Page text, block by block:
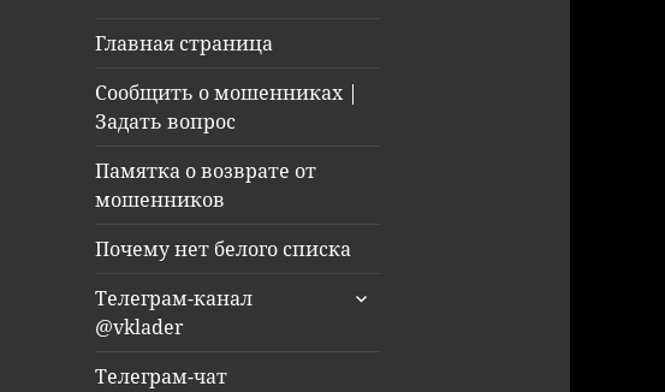
Главная страница
Сообщить о мошенниках |
Задать вопрос
Памятка о возврате от
мошенников
Почему нет белого списка
Телеграм-канал
@vklader
раскрыть
Телеграм-чат